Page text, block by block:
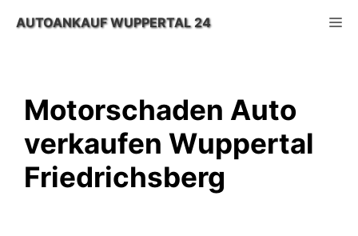
InhaltAUTOANKAUF WUPPERTAL 24
Motorschaden Auto
verkaufen Wuppertal
Friedrichsberg